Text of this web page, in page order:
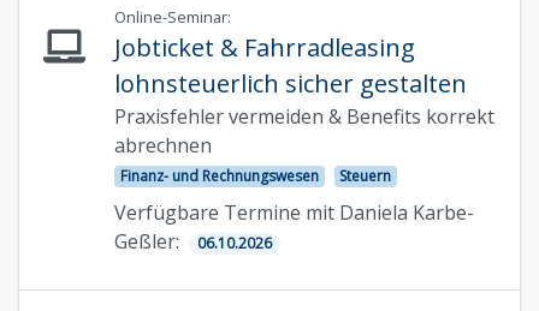
Online-Seminar:
Jobticket & Fahrradleasing
lohnsteuerlich sicher gestalten
Praxisfehler vermeiden & Benefits korrekt
abrechnen
Finanz- und Rechnungswesen Steuern
Verfügbare Termine mit Daniela Karbe-
Geßler:
06.10.2026